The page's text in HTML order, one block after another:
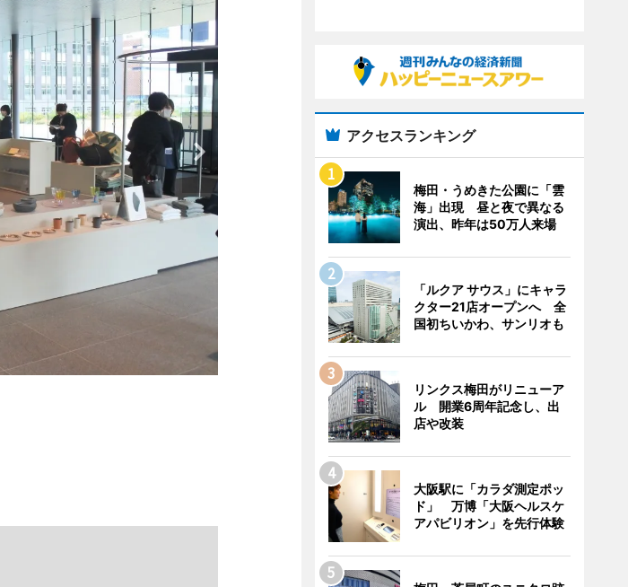
アクセスランキング
梅田・うめきた公園に「雲
海」出現 昼と夜で異なる
演出、昨年は50万人来場
「ルクア サウス」にキャラ
クター21店オープンへ 全
国初ちいかわ、サンリオも
リンクス梅田がリニューア
ル 開業6周年記念し、出
店や改装
大阪駅に「カラダ測定ポッ
ド」 万博「大阪ヘルスケ
アパビリオン」を先行体験